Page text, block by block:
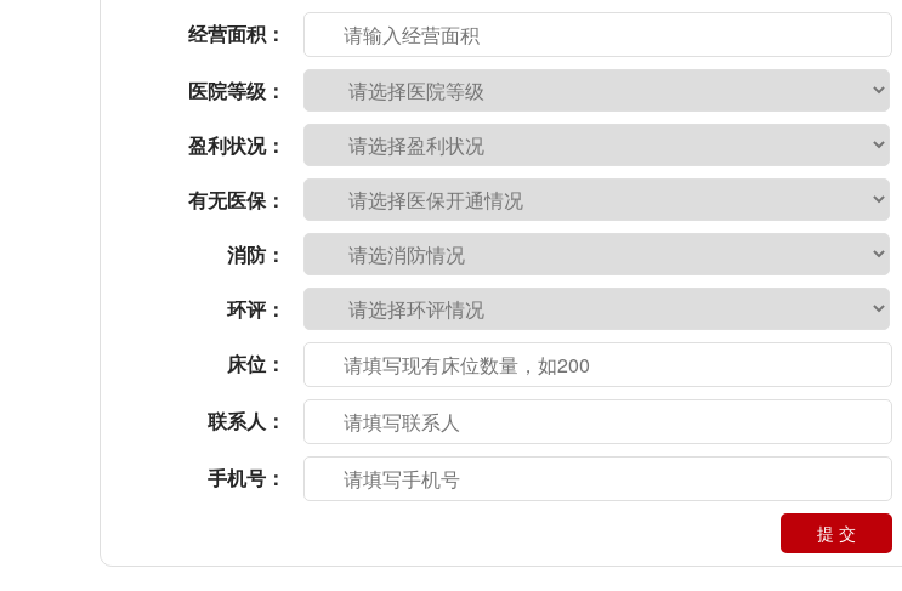
经营面积：
医院等级：
盈利状况：
有无医保：
消防：
环评：
床位：
联系人：
手机号：
提 交